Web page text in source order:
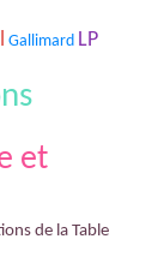
Gallimard LP
et
de la Table